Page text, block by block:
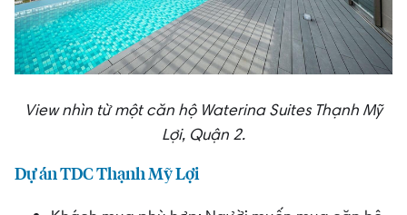
View nhìn từ một căn hộ Waterina Suites Thạnh Mỹ
Lợi, Quận 2.
Dự án TDC Thạnh Mỹ Lợi